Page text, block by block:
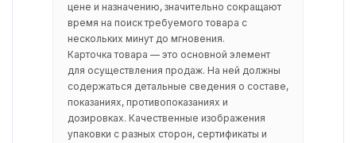
цене и назначению, значительно сокращают
время на поиск требуемого товара с
нескольких минут до мгновения.
Карточка товара — это основной элемент
для осуществления продаж. На ней должны
содержаться детальные сведения о составе,
показаниях, противопоказаниях и
дозировках. Качественные изображения
упаковки с разных сторон, сертификаты и